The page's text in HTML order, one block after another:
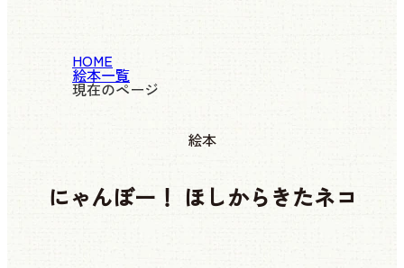
HOME
絵本一覧
現在のページ
絵本
にゃんぼー！ ほしからきたネコ